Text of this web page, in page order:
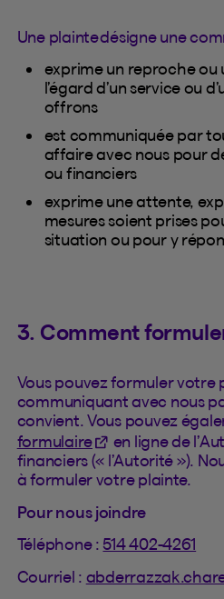
Une plainte désigne une
exprime un reproche ou
l’égard d’un service ou
offrons
est communiquée par
affaire avec nous pour
ou financiers
exprime une attente,
mesures soient prises
situation ou pour y
3. Comment
Vous pouvez formuler votre
communiquant avec nous
convient. Vous pouvez
formulaire(Cet hyperlien
en ligne de
financiers (« l’Autorité »).
à formuler votre plainte.
Pour nous joindre
Téléphone :514 402-4261
Courriel :